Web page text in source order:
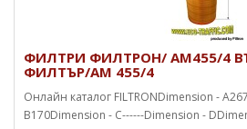
ФИЛТРИ ФИЛТРОН/ AM455/4
ФИЛТЪР/AM 455/4
Онлайн каталог FILTRONDimension -
B170Dimension - C------Dimension -